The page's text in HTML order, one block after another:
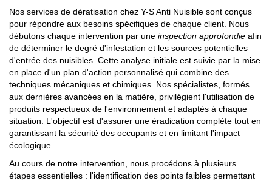
Nos services de dératisation chez Y-S Anti Nuisible sont conçus
pour répondre aux besoins spécifiques de chaque client. Nous
débutons chaque intervention par une inspection approfondie afin
de déterminer le degré d'infestation et les sources potentielles
d'entrée des nuisibles. Cette analyse initiale est suivie par la mise
en place d'un plan d'action personnalisé qui combine des
techniques mécaniques et chimiques. Nos spécialistes, formés
aux dernières avancées en la matière, privilégient l'utilisation de
produits respectueux de l'environnement et adaptés à chaque
situation. L'objectif est d'assurer une éradication complète tout en
garantissant la sécurité des occupants et en limitant l'impact
écologique.
Au cours de notre intervention, nous procédons à plusieurs
étapes essentielles : l'identification des points faibles permettant